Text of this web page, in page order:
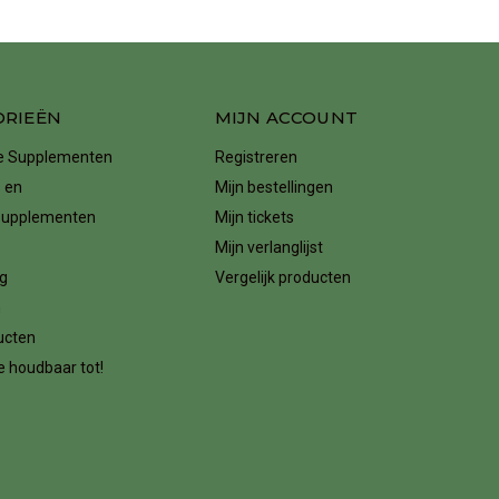
Supplementen
en
houdbaar tot!
MIJN ACCOUNT
Registreren
Mijn bestellingen
Mijn tickets
Mijn verlanglijst
Vergelijk producten